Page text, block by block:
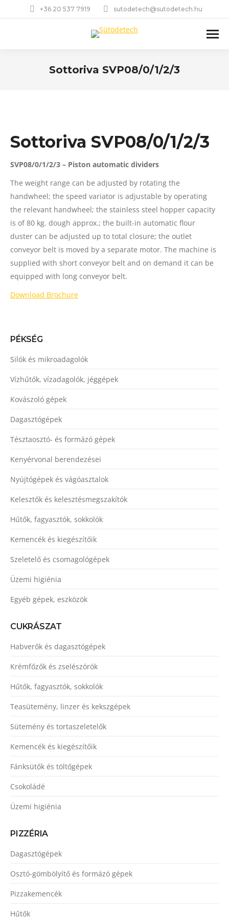
+36 20 537 7919 sutodetech@sutodetech.hu
Sottoriva SVP08/0/1/2/3
Sottoriva SVP08/0/1/2/3
SVP08/0/1/2/3 – Piston automatic dividers
The weight range can be adjusted by rotating the
handwheel; the speed variator is adjustable by operating
the relevant handwheel; the stainless steel hopper capacity
is of 80 kg. dough approx.; the built-in automatic flour
duster can be adjusted up to total closure; the outlet
conveyor belt is moved by a separate motor. The machine is
supplied with short conveyor belt and on demand it can be
equipped with long conveyor belt.
Download Brochure
PÉKSÉG
Silók és mikroadagolók
Vízhűtők, vízadagolók, jéggépek
Kovászoló gépek
Dagasztógépek
Tésztaosztó- és formázó gépek
Kenyérvonal berendezései
Nyújtógépek és vágóasztalok
Kelesztők és kelesztésmegszakítók
Hűtők, fagyasztók, sokkolók
Kemencék és kiegészítőik
Szeletelő és csomagológépek
Üzemi higiénia
Egyéb gépek, eszközök
CUKRÁSZAT
Habverők és dagasztógépek
Krémfőzők és zselészórók
Hűtők, fagyasztók, sokkolók
Teasütemény, linzer és kekszgépek
Sütemény és tortaszeletelők
Kemencék és kiegészítőik
Fánksütők és töltőgépek
Csokoládé
Üzemi higiénia
PIZZÉRIA
Dagasztógépek
Osztó-gömbölyítő és formázó gépek
Pizzakemencék
Hűtők